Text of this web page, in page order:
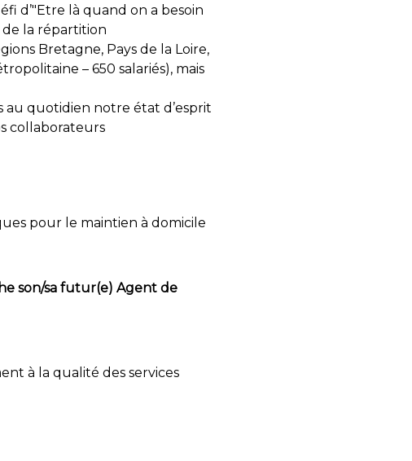
d’"Etre là quand on a besoin
la répartition
Bretagne, Pays de la Loire,
– 650 salariés), mais
au quotidien notre état d’esprit
collaborateurs
pour le maintien à domicile
son/sa futur(e) Agent de
à la qualité des services